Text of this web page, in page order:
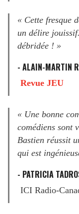
« Cette fresque
un délire
débridée ! »
- ALAIN-MARTIN
Revue JEU
« Une bonne
comédiens sont
Bastien réussit
qui est
- PATRICIA
ICI Radio-